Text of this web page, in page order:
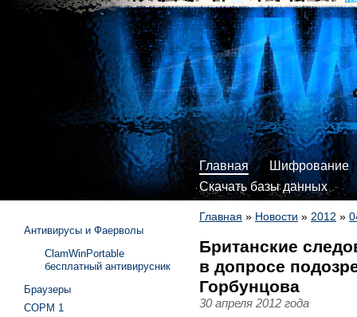
Главная
Шифрование
Скачать базы данных
Главная » Новости » 2012 »
Британские
в допросе
Горбунцова
30 апреля 2012 года
Антивирусы и Фаерволы
ClamWinPortable
бесплатный антивирусник
Браузеры
СОРМ 1